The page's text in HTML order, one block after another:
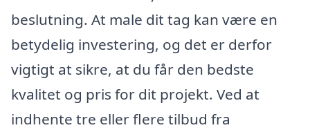
beslutning. At male dit tag kan være en
betydelig investering, og det er derfor
vigtigt at sikre, at du får den bedste
kvalitet og pris for dit projekt. Ved at
indhente tre eller flere tilbud fra